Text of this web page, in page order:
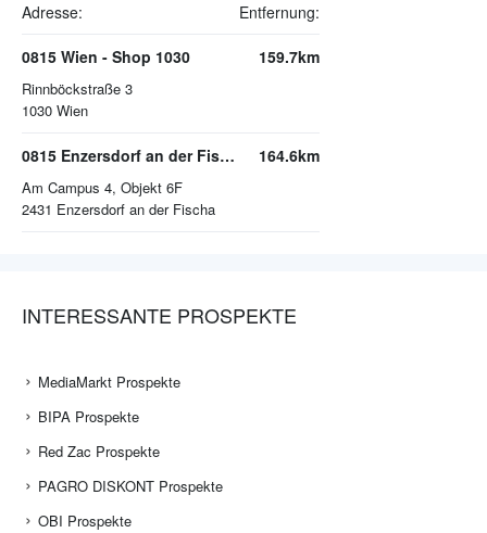
Adresse: Entfernung:
0815 Wien - Shop 1030
Rinnböckstraße 3
1030 Wien
159.7km
0815 Enzersdorf an der Fischa
Am Campus 4, Objekt 6F
2431 Enzersdorf an der Fischa
164.6km
INTERESSANTE PROSPEKTE
MediaMarkt Prospekte
BIPA Prospekte
Red Zac Prospekte
PAGRO DISKONT Prospekte
OBI Prospekte